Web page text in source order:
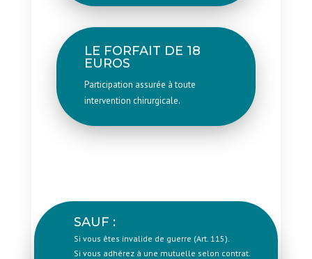
LE FORFAIT DE 18
EUROS
Participation assurée à toute
intervention chirurgicale.
SAUF :
Si vous êtes invalide de guerre (Art. 115).
Si vous adhérez à une mutuelle selon contrat.